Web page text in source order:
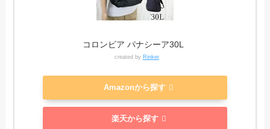
コロンビア パナシーア30L
created by Rinker
Amazonから探す
楽天から探す